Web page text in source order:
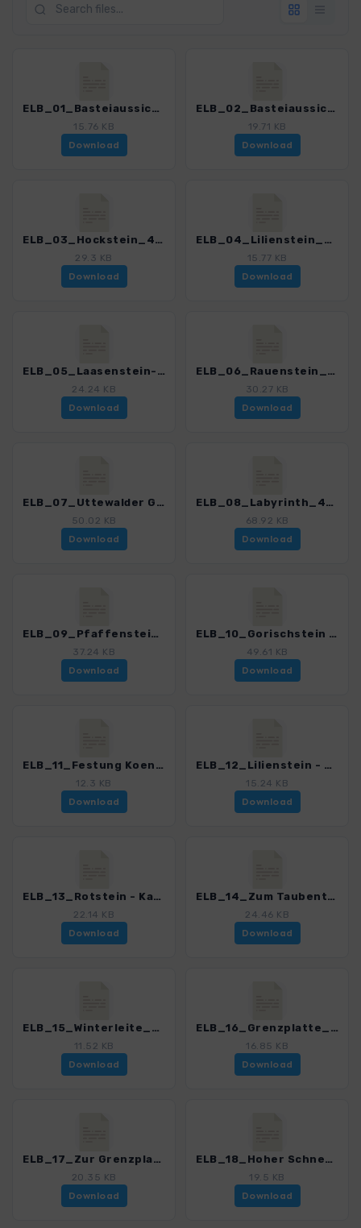
ELB_01_Basteiaussicht_4191_11.gpx
15.76 KB
Download
ELB_02_Basteiaussicht-Stadt Wehlen_4191_11.gpx
19.71 KB
Download
ELB_03_Hockstein_4191_11.gpx
29.3 KB
Download
ELB_04_Lilienstein_4191_11.gpx
15.77 KB
Download
ELB_05_Laasenstein-Rauenstein_4191_11.gpx
24.24 KB
Download
ELB_06_Rauenstein_4191_11.gpx
30.27 KB
Download
ELB_07_Uttewalder Grund_4191_11.gpx
50.02 KB
Download
ELB_08_Labyrinth_4191_11.gpx
68.92 KB
Download
ELB_09_Pfaffenstein_4191_11.gpx
37.24 KB
Download
ELB_10_Gorischstein und Papststein_4191_11.gpx
49.61 KB
Download
ELB_11_Festung Koenigstein_4191_11.gpx
12.3 KB
Download
ELB_12_Lilienstein - Bad Schandau_4191_11.gpx
15.24 KB
Download
ELB_13_Rotstein - Katzstein_4191_11.gpx
22.14 KB
Download
ELB_14_Zum Taubenteich_4191_11.gpx
24.46 KB
Download
ELB_15_Winterleite_4191_11.gpx
11.52 KB
Download
ELB_16_Grenzplatte_4191_11.gpx
16.85 KB
Download
ELB_17_Zur Grenzplatte ueber Rosenthal_4191_11.gpx
20.35 KB
Download
ELB_18_Hoher Schneeberg - Eiland_4191_11.gpx
19.5 KB
Download